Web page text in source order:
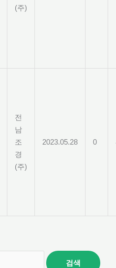
(주)
전
남
조
경
(주)
2023.05.28 0
검색